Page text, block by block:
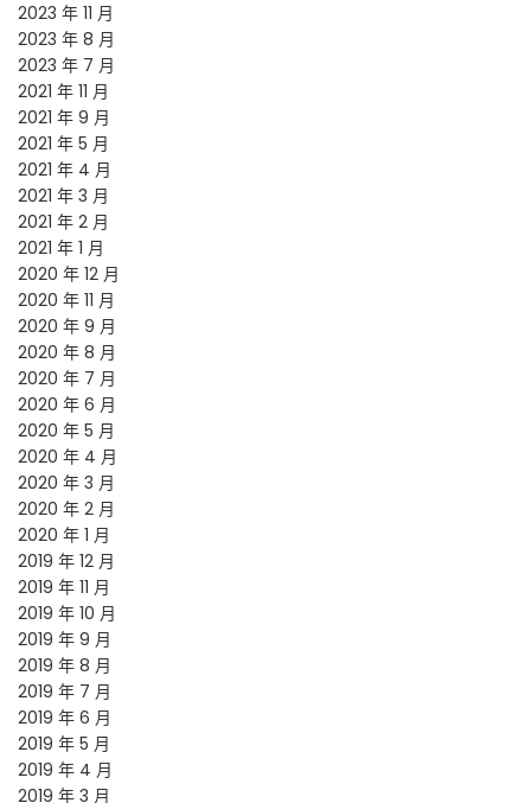
2023 年 11 月
2023 年 8 月
2023 年 7 月
2021 年 11 月
2021 年 9 月
2021 年 5 月
2021 年 4 月
2021 年 3 月
2021 年 2 月
2021 年 1 月
2020 年 12 月
2020 年 11 月
2020 年 9 月
2020 年 8 月
2020 年 7 月
2020 年 6 月
2020 年 5 月
2020 年 4 月
2020 年 3 月
2020 年 2 月
2020 年 1 月
2019 年 12 月
2019 年 11 月
2019 年 10 月
2019 年 9 月
2019 年 8 月
2019 年 7 月
2019 年 6 月
2019 年 5 月
2019 年 4 月
2019 年 3 月